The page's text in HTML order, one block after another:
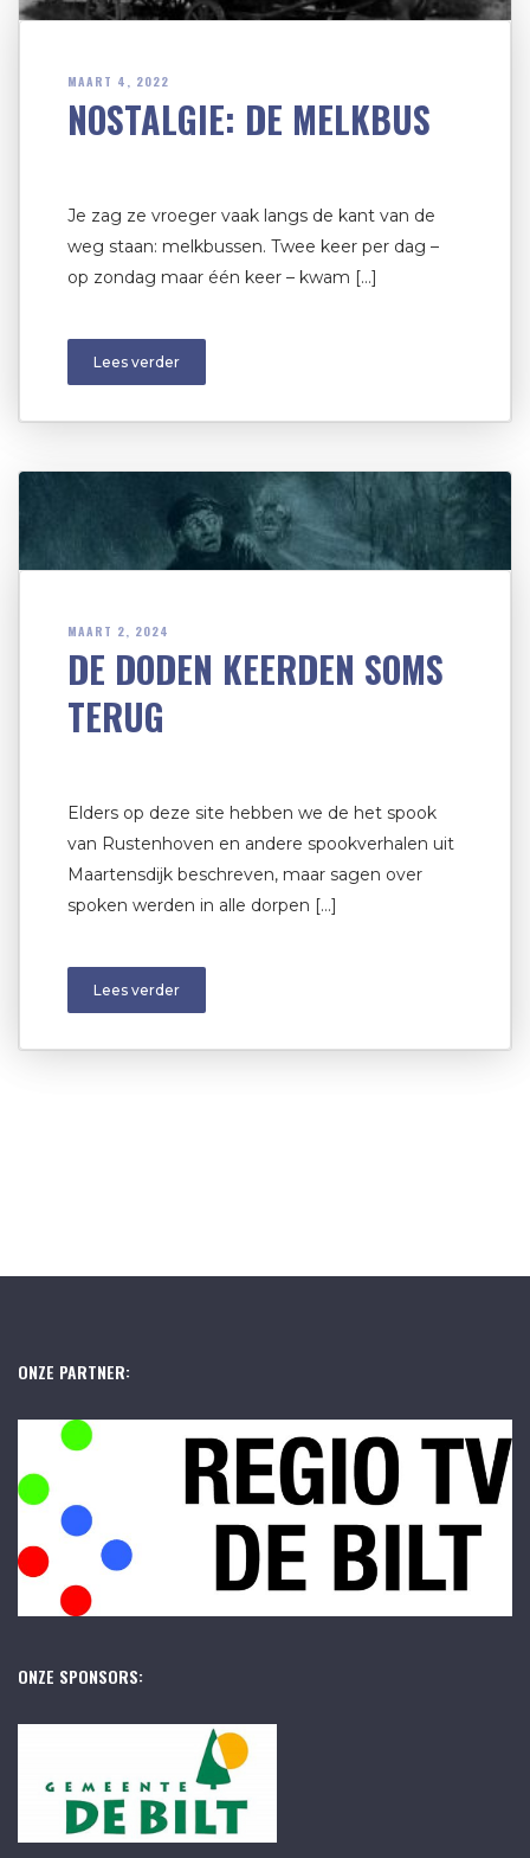
MAART 4, 2022
NOSTALGIE: DE MELKBUS
Je zag ze vroeger vaak langs de kant van de
weg staan: melkbussen. Twee keer per dag –
op zondag maar één keer – kwam […]
Lees verder
MAART 2, 2024
DE DODEN KEERDEN SOMS
TERUG
Elders op deze site hebben we de het spook
van Rustenhoven en andere spookverhalen uit
Maartensdijk beschreven, maar sagen over
spoken werden in alle dorpen […]
Lees verder
ONZE PARTNER:
ONZE SPONSORS: